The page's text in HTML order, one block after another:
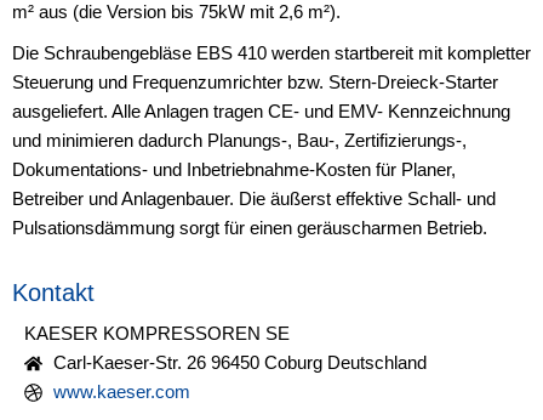
m² aus (die Version bis 75kW mit 2,6 m²).
Die Schraubengebläse EBS 410 werden startbereit mit kompletter
Steuerung und Frequenzumrichter bzw. Stern-Dreieck-Starter
ausgeliefert. Alle Anlagen tragen CE- und EMV- Kennzeichnung
und minimieren dadurch Planungs-, Bau-, Zertifizierungs-,
Dokumentations- und Inbetriebnahme-Kosten für Planer,
Betreiber und Anlagenbauer. Die äußerst effektive Schall- und
Pulsationsdämmung sorgt für einen geräuscharmen Betrieb.
Kontakt
KAESER KOMPRESSOREN SE
Carl-Kaeser-Str. 26 96450 Coburg Deutschland
www.kaeser.com